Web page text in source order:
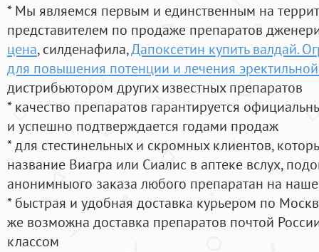
* Мы являемся первым и единственным на
представителем по продаже препаратов
цена, силденафила,Дапоксетин купить валдай.
для повышения потенции и лечения
дистрибьютором других известных препаратов
* качество препаратов гарантируется
и успешно подтверждается годами продаж
* для стестинельных и скромных клиентов,
название Виагра или Сиалис в аптеке вслух,
анонимныого заказа любого препаратан на
* быстрая и удобная доставка курьером по
же возможна доставка препаратов почтой
классом